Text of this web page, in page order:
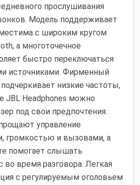
прослушивания
Модель поддерживает
с широким кругом
а многоточечное
быстро переключаться
источниками. Фирменный
низкие частоты,
JBL Headphones можно
под свои предпочтения.
управление
громкостью и вызовами, а
помогает слышать
во время разговора. Легкая
с регулируемым оголовьем